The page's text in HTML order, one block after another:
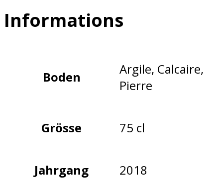
Informations
Boden
Argile, Calcaire,
Pierre
Grösse 75 cl
Jahrgang 2018